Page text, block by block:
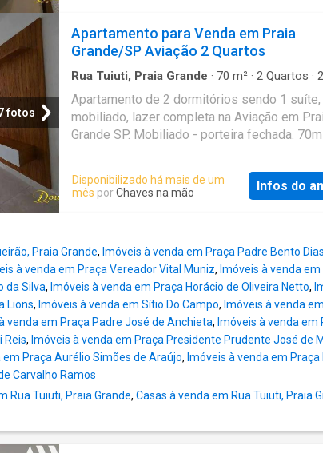
fotos
Apartamento para Venda em Praia
Grande/SP Aviação 2 Quartos
Rua Tuiuti, Praia Grande · 70 m² · 2 Quartos · 2
Apartamento de 2 dormitórios sendo 1
mobiliado, lazer completa na Aviação em
Grande SP. Mobiliado - porteira fechada.
Gourmet Lazer completo Referência:
Disponibilizado há mais de um
mês porChaves na mão Infos do
Praia Grande, Imóveis à venda em Praça Padre Bento
à venda em Praça Vereador Vital Muniz, Imóveis à venda
da Silva, Imóveis à venda em Praça Horácio de Oliveira Netto,
Lions, Imóveis à venda em Sítio Do Campo, Imóveis à venda
venda em Praça Padre José de Anchieta, Imóveis à venda em
Reis, Imóveis à venda em Praça Presidente Prudente José de
em Praça Aurélio Simões de Araújo, Imóveis à venda em
Carvalho Ramos
Rua Tuiuti, Praia Grande, Casas à venda em Rua Tuiuti, Praia